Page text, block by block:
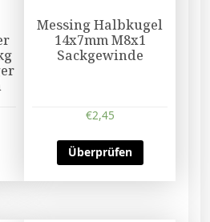
Messing Halbkugel
14x7mm M8x1
Sackgewinde
€2,45
Überprüfen